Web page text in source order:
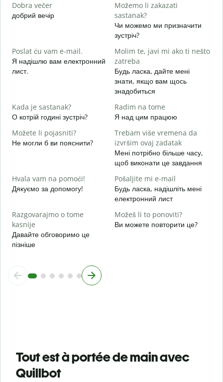
Dobra večer
добрий вечір
Možemo li zakazati
sastanak?
Чи можемо ми призначити
зустріч?
Poslat ću vam e-mail.
Я надішлю вам електронний
лист.
Molim te, javi mi ako ti nešto
zatreba
Будь ласка, дайте мені
знати, якщо вам щось
знадобиться
Kada je sastanak?
О котрій годині зустріч?
Radim na tome
Я над цим працюю
Možete li pojasniti?
Не могли б ви пояснити?
Trebam više vremena da
izvršim ovaj zadatak
Мені потрібно більше часу,
щоб виконати це завдання
Hvala vam na pomoći!
Дякуємо за допомогу!
Pošaljite mi e-mail
Будь ласка, надішліть мені
електронний лист
Razgovarajmo o tome
kasnije
Давайте обговоримо це
пізніше
Možeš li to ponoviti?
Ви можете повторити це?
Tout est à portée de main avec
Quillbot